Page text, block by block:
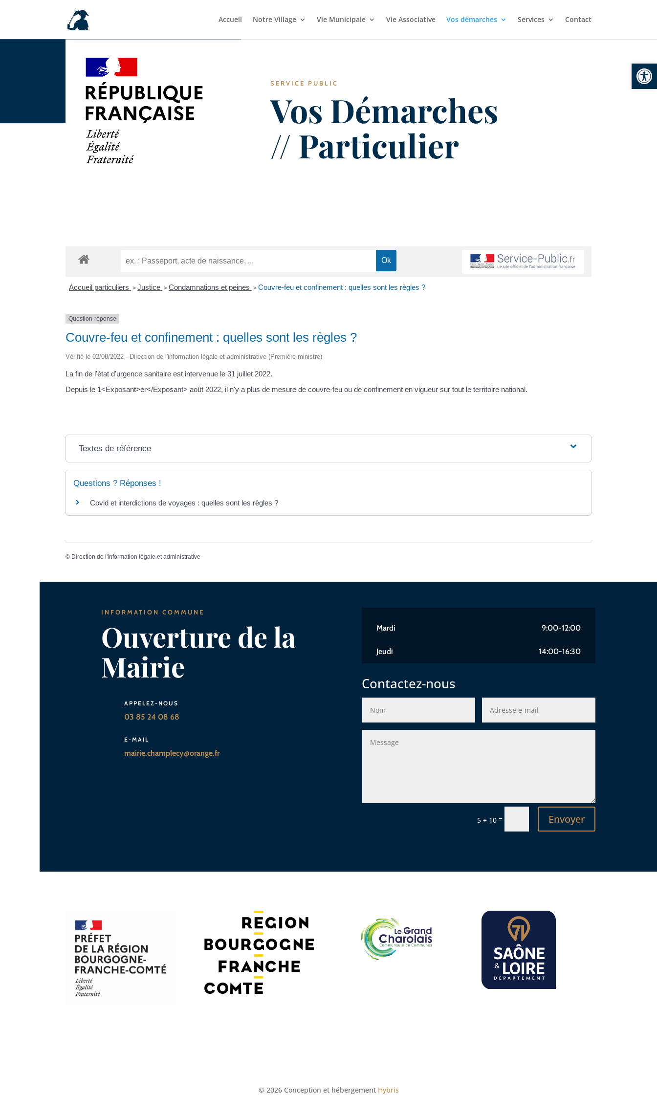
Accueil Notre Village Vie Municipale Vie Associative Vos démarches Services Contact
SERVICE PUBLIC
Vos Démarches
// Particulier
Accueil particuliers >Justice >Condamnations et peines >Couvre-feu et confinement : quelles sont les règles ?
Question-réponse
Couvre-feu et confinement : quelles sont les règles ?
Vérifié le 02/08/2022 - Direction de l'information légale et administrative (Première ministre)
La fin de l'état d'urgence sanitaire est intervenue le 31 juillet 2022.
Depuis le 1<Exposant>er</Exposant> août 2022, il n'y a plus de mesure de couvre-feu ou de confinement en vigueur sur tout le territoire national.
Textes de référence
Questions ? Réponses !
Covid et interdictions de voyages : quelles sont les règles ?
© Direction de l'information légale et administrative
INFORMATION COMMUNE
Ouverture de la
Mairie
APPELEZ-NOUS
03 85 24 08 68
E-MAIL
mairie.champlecy@orange.fr
Mardi 9:00-12:00
Jeudi 14:00-16:30
Contactez-nous
5 + 10= Envoyer
© 2026 Conception et hébergement Hybris
Ouvrir